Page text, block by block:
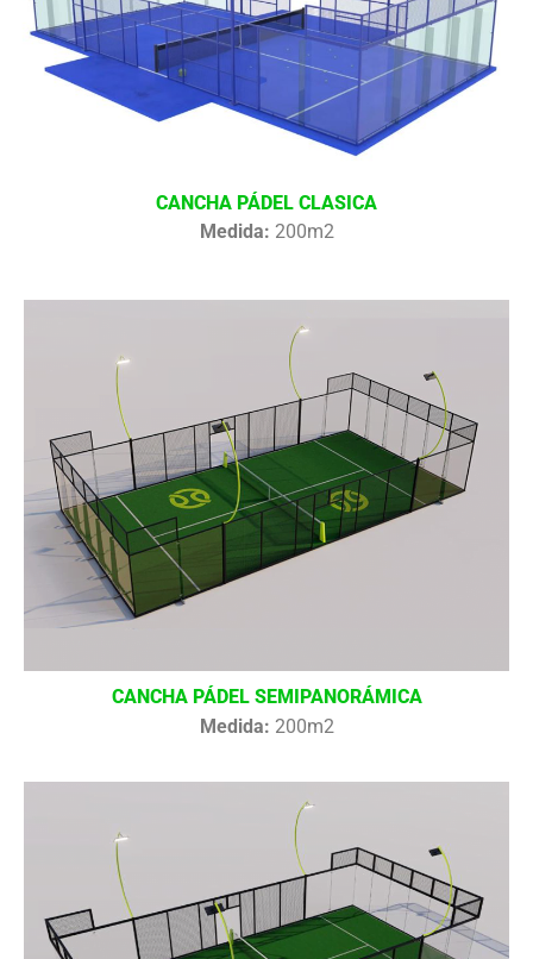
CANCHA PÁDEL CLASICA
Medida: 200m2
CANCHA PÁDEL SEMIPANORÁMICA
Medida: 200m2